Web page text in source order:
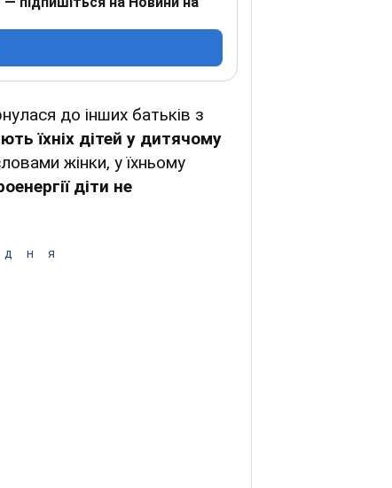
до інших батьків з
їхніх дітей у дитячому
жінки, у їхньому
діти не